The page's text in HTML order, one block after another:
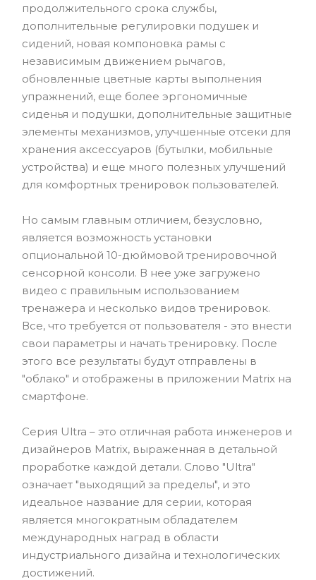
продолжительного срока службы,
дополнительные регулировки подушек и
сидений, новая компоновка рамы с
независимым движением рычагов,
обновленные цветные карты выполнения
упражнений, еще более эргономичные
сиденья и подушки, дополнительные защитные
элементы механизмов, улучшенные отсеки для
хранения аксессуаров (бутылки, мобильные
устройства) и еще много полезных улучшений
для комфортных тренировок пользователей.
Но самым главным отличием, безусловно,
является возможность установки
опциональной 10-дюймовой тренировочной
сенсорной консоли. В нее уже загружено
видео с правильным использованием
тренажера и несколько видов тренировок.
Все, что требуется от пользователя - это внести
свои параметры и начать тренировку. После
этого все результаты будут отправлены в
"облако" и отображены в приложении Matrix на
смартфоне.
Серия Ultra – это отличная работа инженеров и
дизайнеров Matrix, выраженная в детальной
проработке каждой детали. Слово "Ultra"
означает "выходящий за пределы", и это
идеальное название для серии, которая
является многократным обладателем
международных наград в области
индустриального дизайна и технологических
достижений.